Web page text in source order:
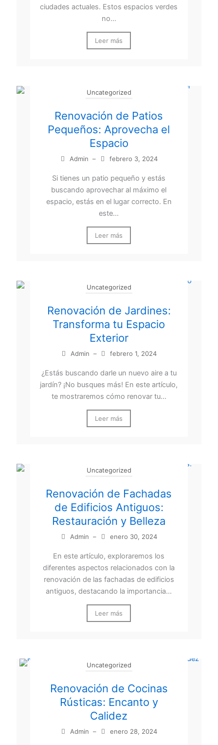
ciudades actuales. Estos espacios verdes
no...
Leer más
Uncategorized
Renovación de Patios
Pequeños: Aprovecha el
Espacio
Admin – febrero 3, 2024
Si tienes un patio pequeño y estás
buscando aprovechar al máximo el
espacio, estás en el lugar correcto. En
este...
Leer más
Uncategorized
Renovación de Jardines:
Transforma tu Espacio
Exterior
Admin – febrero 1, 2024
¿Estás buscando darle un nuevo aire a tu
jardín? ¡No busques más! En este artículo,
te mostraremos cómo renovar tu...
Leer más
Uncategorized
Renovación de Fachadas
de Edificios Antiguos:
Restauración y Belleza
Admin – enero 30, 2024
En este artículo, exploraremos los
diferentes aspectos relacionados con la
renovación de las fachadas de edificios
antiguos, destacando la importancia...
Leer más
Uncategorized
Renovación de Cocinas
Rústicas: Encanto y
Calidez
Admin – enero 28, 2024